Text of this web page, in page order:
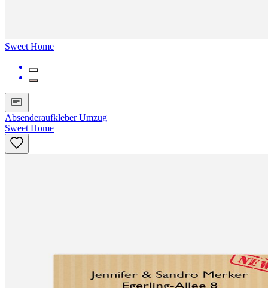
Sweet Home
Absenderaufkleber Umzug
Sweet Home